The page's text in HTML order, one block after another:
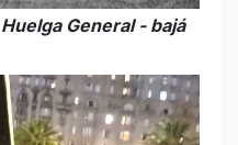
General - bajá